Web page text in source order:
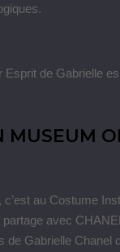
MUSEUM
au Costume
avec
Gabrielle